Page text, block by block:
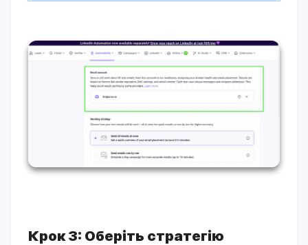
Крок 3: Оберіть стратегію